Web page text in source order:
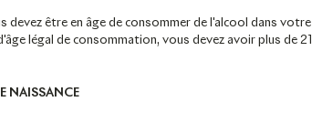
devez être en âge de consommer de l'alcool dans votre
légal de consommation, vous devez avoir plus de 21
NAISSANCE